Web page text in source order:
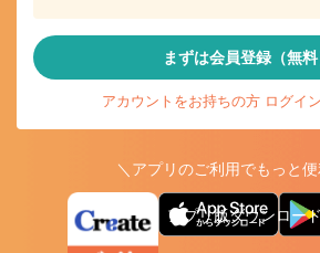
まずは会員登録（無料
アカウントをお持ちの方 ログイ
＼アプリのご利用でもっと
アプリ版ダウンロー